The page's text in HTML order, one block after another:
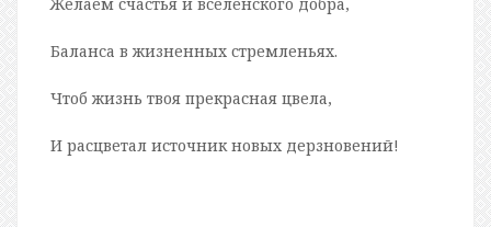
Баланса в жизненных стремленьях.
Чтоб жизнь твоя прекрасная цвела,
И расцветал источник новых дерзновений!